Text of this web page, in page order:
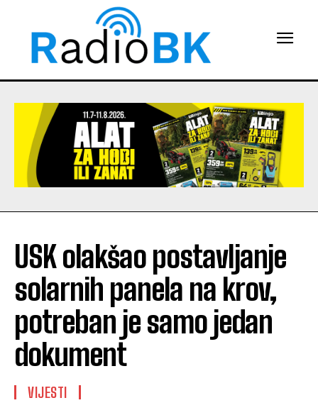
USK olakšao postavljanje
solarnih panela na krov,
potreban je samo jedan
dokument
VIJESTI